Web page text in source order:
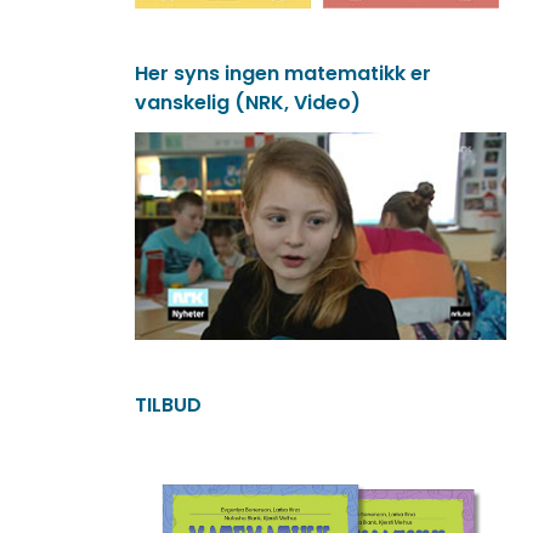
Her syns ingen matematikk er
vanskelig (NRK, Video)
TILBUD